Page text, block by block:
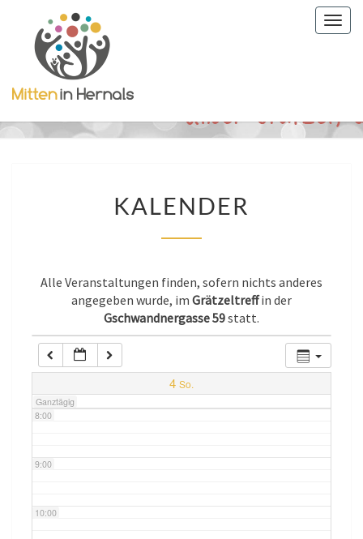
KALENDER
Alle Veranstaltungen finden, sofern nichts anderes
angegeben wurde, im Grätzeltreffin der
Gschwandnergasse 59statt.
4 So.
Ganztägig
0:00
1:00
2:00
7:00
8:00
9:00
10:00